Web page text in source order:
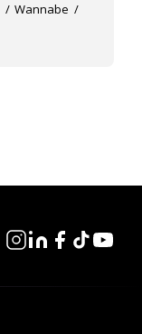
Wannabe